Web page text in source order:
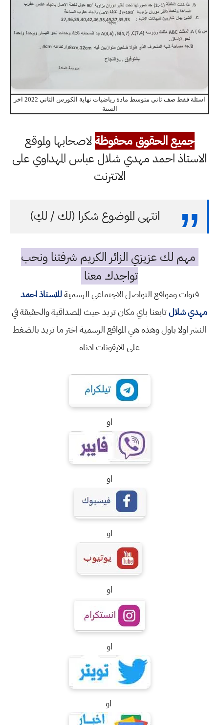
اسئلة فقط صف ثاني متوسط مادة رياضيات نهاية الكورس الثاني 2022 اخر
السنة
جميع الحقوق محفوظةلاصحابها ولموقع
الاستاذ احمد مهدي شلال عباس المهداوي على
الانترنت
انتهى الموضوع شكرا (لك / لكِ)
مهم لك عزيزي الزائر الكريم شرفتنا ونحب
تواجدك معنا
قنوات ومواقع التواصل الاجتماعي الرسميةللاستاذ احمد
مهدي شلالتابعنا باي مكان تريد حيث المصداقية والحقيقة في
النشر اولا باول وهذه هي المواقع الرسمية اختر ما تريد بالضغط
على الايقونات ادناه
او
او
او
او
او
او